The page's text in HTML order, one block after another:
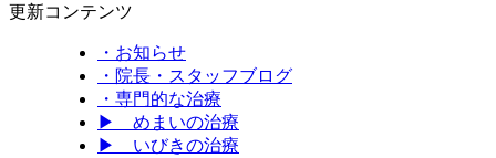
更新コンテンツ
・お知らせ
・院長・スタッフブログ
・専門的な治療
▶ めまいの治療
▶ いびきの治療